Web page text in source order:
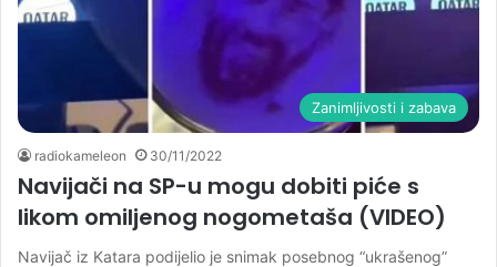
Zanimljivosti i zabava
radiokameleon 30/11/2022
Navijači na SP-u mogu dobiti piće s
likom omiljenog nogometaša (VIDEO)
Navijač iz Katara podijelio je snimak posebnog “ukrašenog”